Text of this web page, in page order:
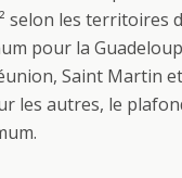
selon les territoires
pour la
Saint Martin
les autres, le